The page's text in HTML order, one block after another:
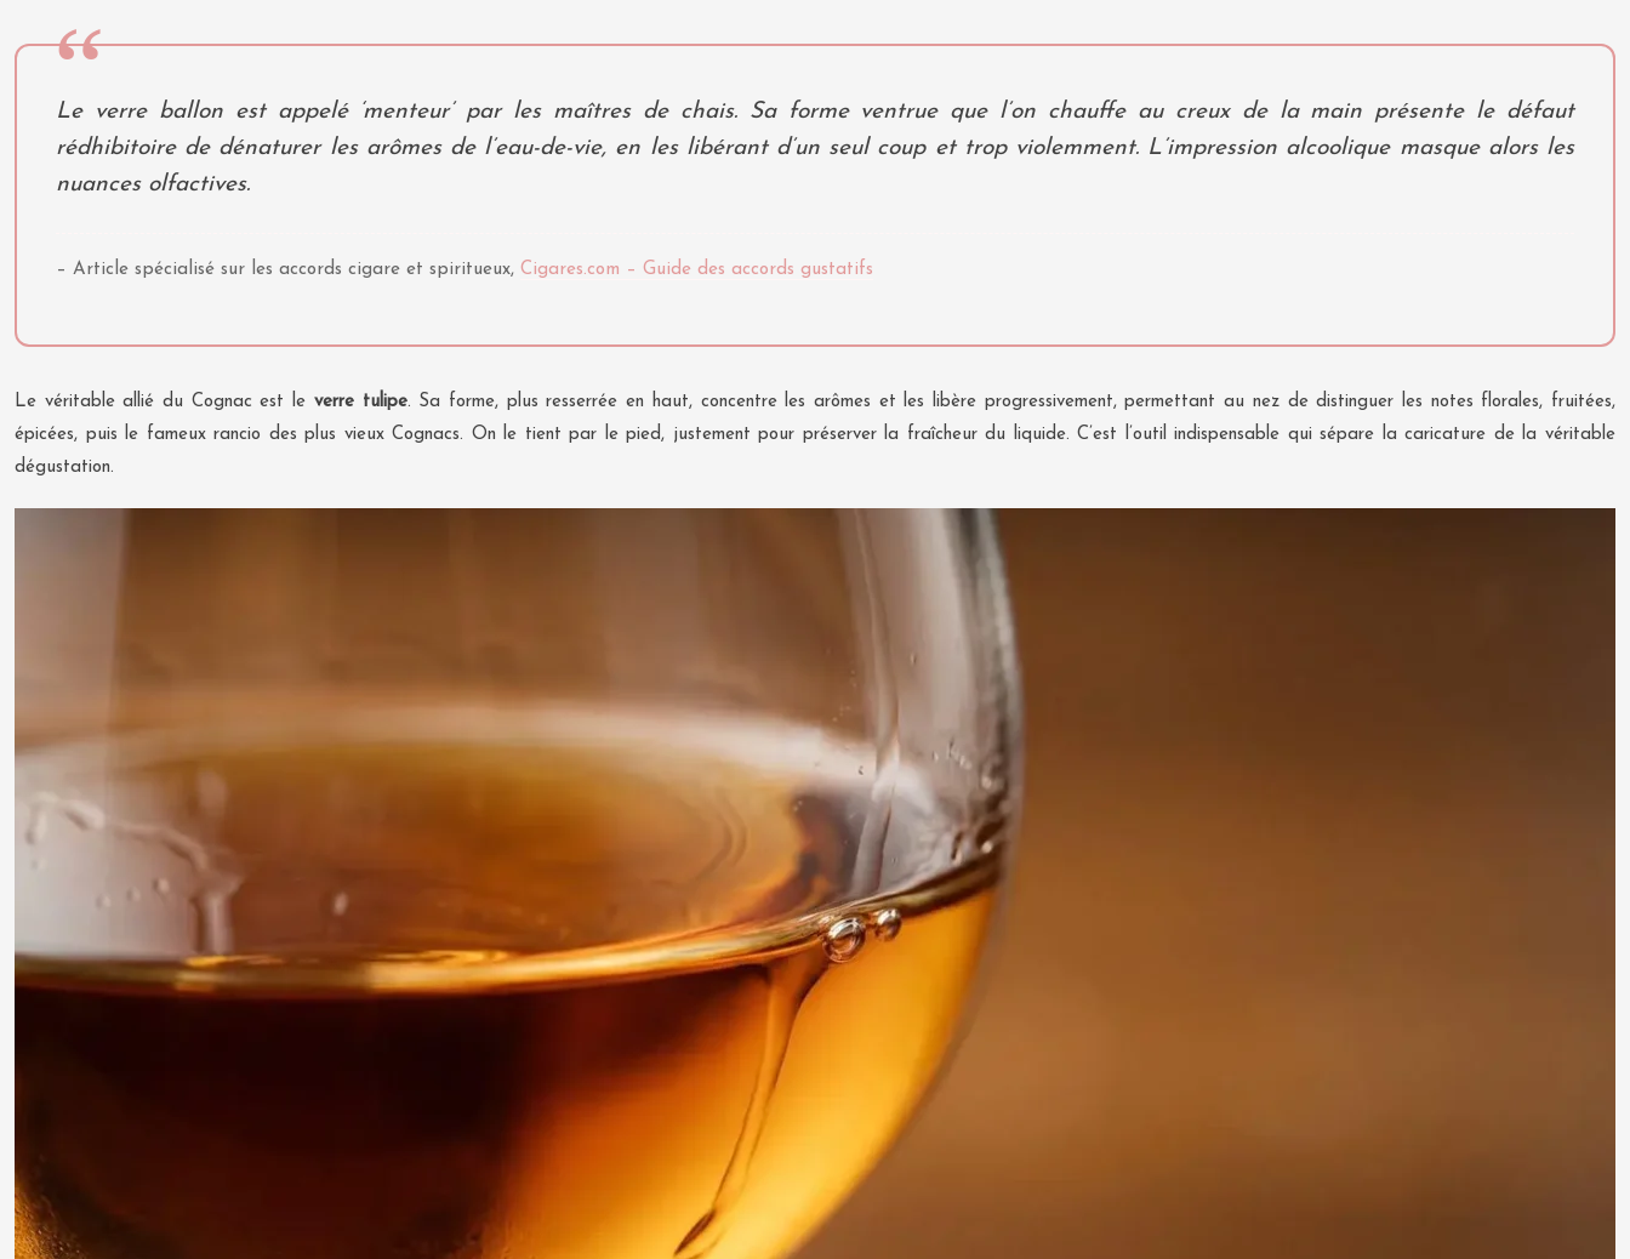
Le verre ballon est appelé ‘menteur’ par les maîtres de chais. Sa forme ventrue que l’on chauffe au creux de la main présente le défaut
rédhibitoire de dénaturer les arômes de l’eau-de-vie, en les libérant d’un seul coup et trop violemment. L’impression alcoolique masque alors les
nuances olfactives.
– Article spécialisé sur les accords cigare et spiritueux, Cigares.com – Guide des accords gustatifs
Le véritable allié du Cognac est le verre tulipe. Sa forme, plus resserrée en haut, concentre les arômes et les libère progressivement, permettant au nez de distinguer les notes florales, fruitées,
épicées, puis le fameux rancio des plus vieux Cognacs. On le tient par le pied, justement pour préserver la fraîcheur du liquide. C’est l’outil indispensable qui sépare la caricature de la véritable
dégustation.